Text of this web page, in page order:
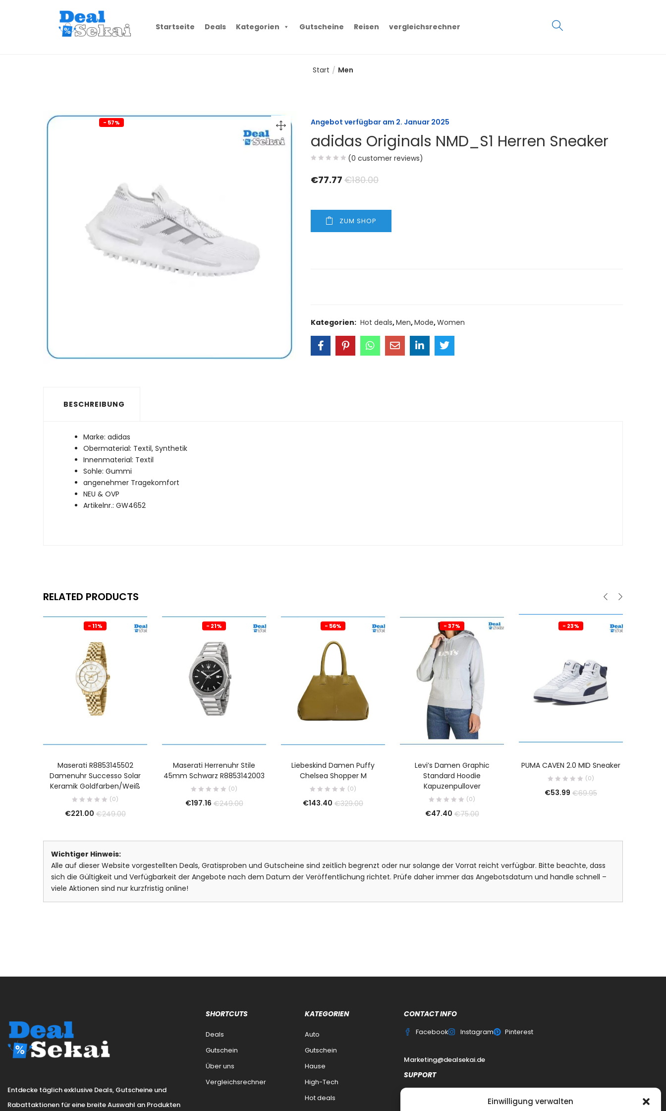
Einwilligung verwalten
Startseite Deals Kategorien Gutscheine Reisen vergleichsrechner
Start Men
- 57% Angebot verfügbar am 2. Januar 2025
adidas Originals NMD_S1 Herren Sneaker
(0 customer reviews)
€77.77 €180.00
ZUM SHOP
Kategorien: Hot deals,Men,Mode,Women
BESCHREIBUNG
Marke: adidas
Obermaterial: Textil, Synthetik
Innenmaterial: Textil
Sohle: Gummi
angenehmer Tragekomfort
NEU & OVP
Artikelnr.: GW4652
RELATED PRODUCTS
- 11%
Maserati R8853145502
Damenuhr Successo Solar
Keramik Goldfarben/Weiß
(0)
€221.00 €249.00
- 21%
Maserati Herrenuhr Stile
45mm Schwarz R8853142003
(0)
€197.16 €249.00
- 56%
Liebeskind Damen Puffy
Chelsea Shopper M
(0)
€143.40 €329.00
- 37%
Levi’s Damen Graphic
Standard Hoodie
Kapuzenpullover
(0)
€47.40 €75.00
- 23%
PUMA CAVEN 2.0 MID Sneaker
(0)
€53.99 €69.95
Wichtiger Hinweis:
Alle auf dieser Website vorgestellten Deals, Gratisproben und Gutscheine sind zeitlich begrenzt oder nur solange der Vorrat reicht verfügbar. Bitte beachte, dass
sich die Gültigkeit und Verfügbarkeit der Angebote nach dem Datum der Veröffentlichung richtet. Prüfe daher immer das Angebotsdatum und handle schnell –
viele Aktionen sind nur kurzfristig online!
Entdecke täglich exklusive Deals, Gutscheine und
Rabattaktionen für eine breite Auswahl an Produkten
SHORTCUTS
Deals
Gutschein
Über uns
Vergleichsrechner
KATEGORIEN
Auto
Gutschein
Hause
High-Tech
Hot deals
CONTACT INFO
Facebook Instagram Pinterest
Marketing@dealsekai.de
SUPPORT